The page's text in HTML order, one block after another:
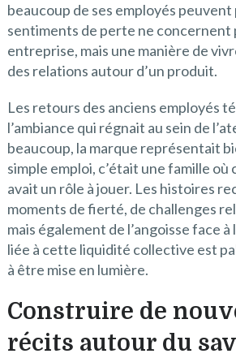
beaucoup de ses employés peuvent
sentiments de perte ne concernent
entreprise, mais une manière de
des relations autour d’un produit.
Les retours des anciens employés
l’ambiance qui régnait au sein de
beaucoup, la marque représentait
simple emploi, c’était une famille où
avait un rôle à jouer. Les histoires
moments de fierté, de challenges
mais également de l’angoisse face à
liée à cette liquidité collective est
à être mise en lumière.
Construire de
récits autour du